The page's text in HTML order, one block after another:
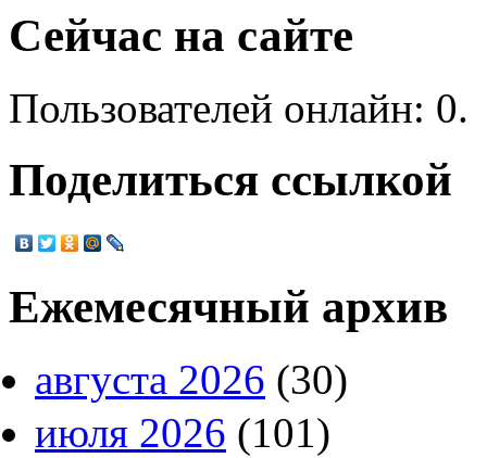
Сейчас на сайте
Пользователей онлайн: 0.
Поделиться ссылкой
Ежемесячный архив
августа 2026 (30)
июля 2026 (101)